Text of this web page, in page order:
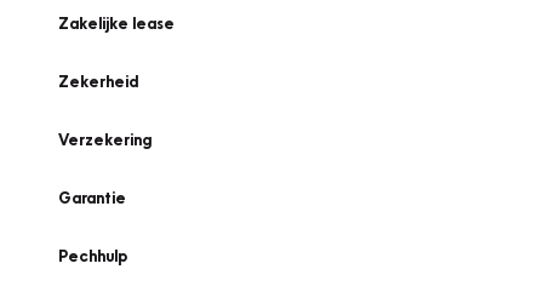
Zakelijke lease
Zekerheid
Verzekering
Garantie
Pechhulp